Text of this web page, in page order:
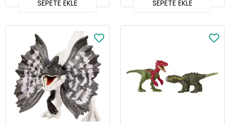
SEPETE EKLE SEPETE EKLE